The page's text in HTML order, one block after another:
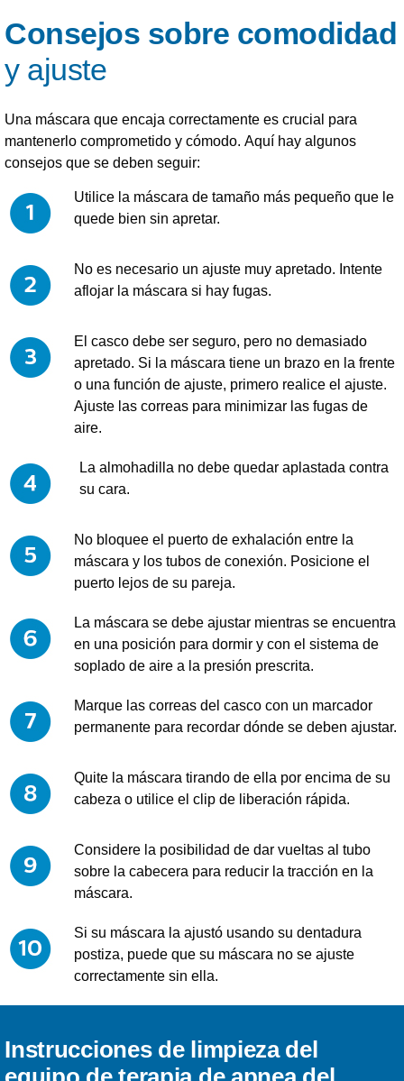
Consejos sobre comodidad
y ajuste
Una máscara que encaja correctamente es crucial para
mantenerlocomprometido y cómodo.Aquí hay algunos
consejos que se deben seguir:
Utilice la máscara de tamaño más pequeño que le
quede bien sin apretar.
No es necesario un ajuste muy apretado. Intente
aflojar la máscara si hay fugas.
El casco debe ser seguro, pero no demasiado
apretado. Si la máscara tiene un brazo en la frente
o una función de ajuste, primero realice el ajuste.
Ajuste las correas para minimizar las fugas de
aire.
La almohadilla no debe quedar aplastada contra
su cara.
No bloquee el puerto de exhalación entre la
máscara y los tubos de conexión. Posicione el
puerto lejos de su pareja.
La máscara se debe ajustar mientras se encuentra
en una posición para dormir y con el sistema de
soplado de aire a la presión prescrita.
Marque las correas del casco con un marcador
permanente para recordar dónde se deben ajustar.
Quite la máscara tirando de ella por encima de su
cabeza o utilice el clip de liberación rápida.
Considere la posibilidad de dar vueltas al tubo
sobre la cabecera para reducir la tracción en la
máscara.
Si su máscara la ajustó usando su dentadura
postiza, puede que su máscara no se ajuste
correctamente sin ella.
Instrucciones de limpieza del